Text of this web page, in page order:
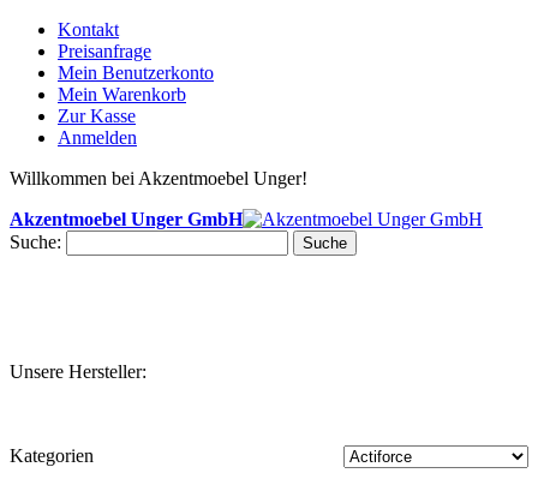
Kontakt
Preisanfrage
Mein Benutzerkonto
Mein Warenkorb
Zur Kasse
Anmelden
Willkommen bei Akzentmoebel Unger!
Akzentmoebel Unger GmbH
Suche:
Suche
Unsere Hersteller:
Kategorien